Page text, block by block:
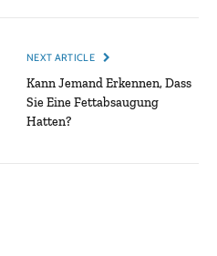
NEXT ARTICLE
Kann Jemand Erkennen, Dass
Sie Eine Fettabsaugung
Hatten?